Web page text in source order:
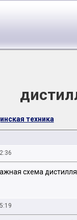
техника
схема